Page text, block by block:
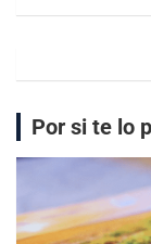
Por si te lo